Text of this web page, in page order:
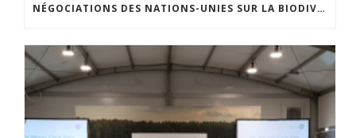
NÉGOCIATIONS DES NATIONS-UNIES SUR LA BIODIVERSITÉ EN HAUTE MER